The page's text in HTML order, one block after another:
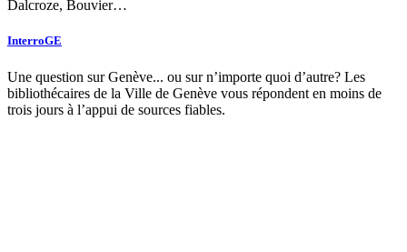
Dalcroze, Bouvier…
InterroGE
Une question sur Genève... ou sur n’importe quoi d’autre? Les
bibliothécaires de la Ville de Genève vous répondent en moins de
trois jours à l’appui de sources fiables.